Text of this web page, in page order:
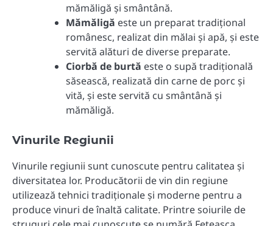
mămăligă și smântână.
Mămăligă este un preparat tradițional
românesc, realizat din mălai și apă, și este
servită alături de diverse preparate.
Ciorbă de burtă este o supă tradițională
săsească, realizată din carne de porc și
vită, și este servită cu smântână și
mămăligă.
Vinurile Regiunii
Vinurile regiunii sunt cunoscute pentru calitatea și
diversitatea lor. Producătorii de vin din regiune
utilizează tehnici tradiționale și moderne pentru a
produce vinuri de înaltă calitate. Printre soiurile de